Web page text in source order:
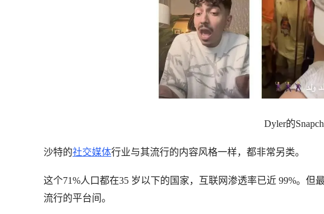
Dyler的
沙特的社交媒体行业与其流行的内容风格一样，都非常另类。
这个71%人口都在35 岁以下的国家，互联网渗透率已近 99%。但
流行的平台间。